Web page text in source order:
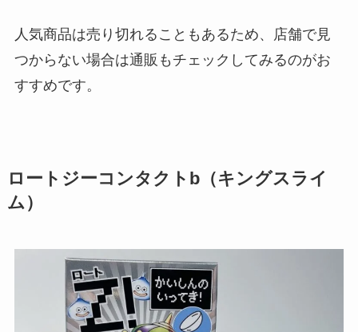
人気商品は売り切れることもあるため、店舗で見
つからない場合は通販もチェックしてみるのがお
すすめです。
ロートジーコンタクトb（キングスライ
ム）